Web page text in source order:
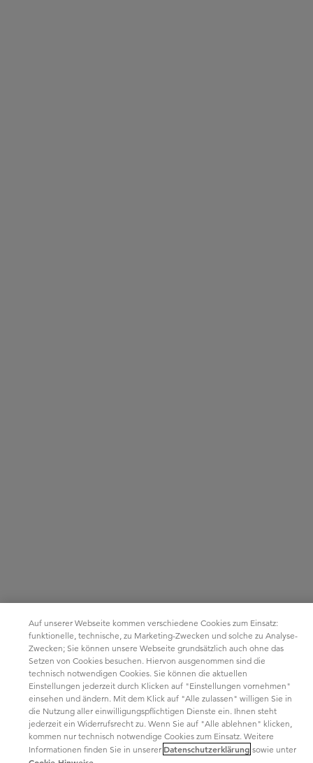
Auf unserer Webseite kommen verschiedene Cookies zum Einsatz:
funktionelle, technische, zu Marketing-Zwecken und solche zu Analyse-
Zwecken; Sie können unsere Webseite grundsätzlich auch ohne das
Setzen von Cookies besuchen. Hiervon ausgenommen sind die
technisch notwendigen Cookies. Sie können die aktuellen
Einstellungen jederzeit durch Klicken auf "Einstellungen vornehmen"
einsehen und ändern. Mit dem Klick auf "Alle zulassen" willigen Sie in
die Nutzung aller einwilligungspflichtigen Dienste ein. Ihnen steht
jederzeit ein Widerrufsrecht zu. Wenn Sie auf "Alle ablehnen" klicken,
kommen nur technisch notwendige Cookies zum Einsatz. Weitere
Informationen finden Sie in unserer Datenschutzerklärung sowie unter